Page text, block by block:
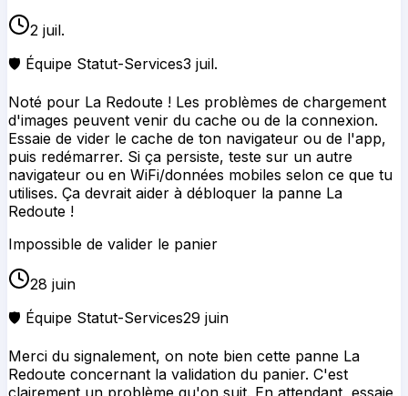
2 juil.
🛡️ Équipe Statut-Services3 juil.
Noté pour La Redoute ! Les problèmes de chargement
d'images peuvent venir du cache ou de la connexion.
Essaie de vider le cache de ton navigateur ou de l'app,
puis redémarrer. Si ça persiste, teste sur un autre
navigateur ou en WiFi/données mobiles selon ce que tu
utilises. Ça devrait aider à débloquer la panne La
Redoute !
Impossible de valider le panier
28 juin
🛡️ Équipe Statut-Services29 juin
Merci du signalement, on note bien cette panne La
Redoute concernant la validation du panier. C'est